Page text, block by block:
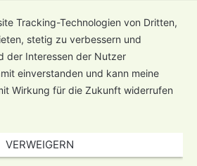
Tracking-Technologien von Dritten,
stetig zu verbessern und
der Interessen der Nutzer
einverstanden und kann meine
Wirkung für die Zukunft widerrufen
VERWEIGERN